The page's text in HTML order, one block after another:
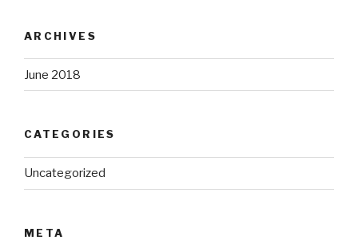
ARCHIVES
June 2018
CATEGORIES
Uncategorized
META